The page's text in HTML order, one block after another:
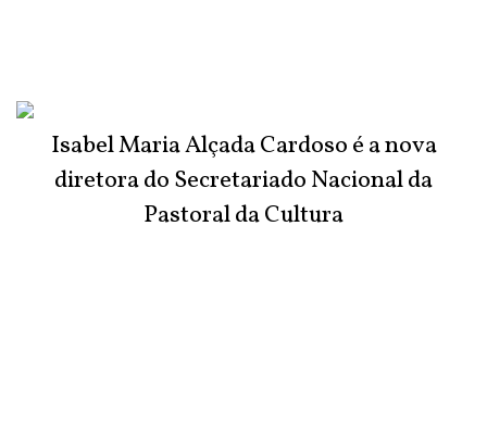
Isabel Maria Alçada Cardoso é a nova
diretora do Secretariado Nacional da
Pastoral da Cultura